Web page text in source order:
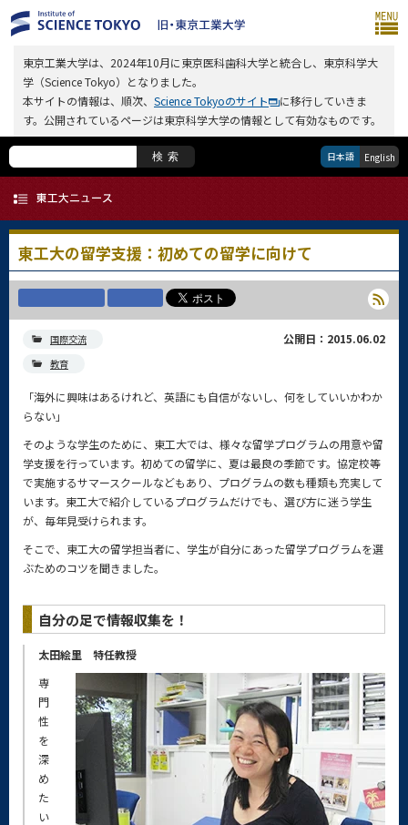
東京工業大学は、2024年10月に東京医科歯科大学と統合し、東京科学大
学（Science Tokyo）となりました。
本サイトの情報は、順次、 Science Tokyoのサイト
に移行していきま
す。公開されているページは東京科学大学の情報として有効なものです。
検索 日本語 English
東工大の留学支援：初めての留学に向けて
国際交流
教育
公開日：2015.06.02
「海外に興味はあるけれど、英語にも自信がないし、何をしていいかわか
らない」
そのような学生のために、東工大では、様々な留学プログラムの用意や留
学支援を行っています。初めての留学に、夏は最良の季節です。協定校等
で実施するサマースクールなどもあり、プログラムの数も種類も充実して
います。東工大で紹介しているプログラムだけでも、選び方に迷う学生
が、毎年見受けられます。
そこで、東工大の留学担当者に、学生が自分にあった留学プログラムを選
ぶためのコツを聞きました。
自分の足で情報収集を！
太田絵里 特任教授
専
門
性
を
深
め
た
い